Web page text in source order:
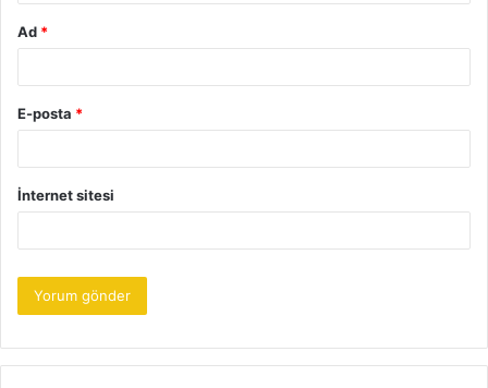
Ad *
E-posta *
İnternet sitesi